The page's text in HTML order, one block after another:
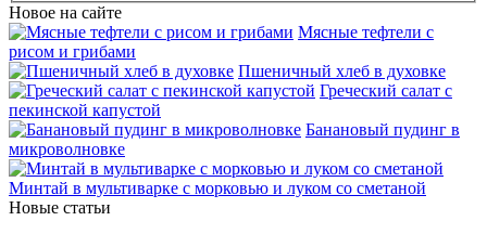
Новое на сайте
Мясные тефтели с
рисом и грибами
Пшеничный хлеб в духовке
Греческий салат с
пекинской капустой
Банановый пудинг в
микроволновке
Минтай в мультиварке с морковью и луком со сметаной
Новые статьи